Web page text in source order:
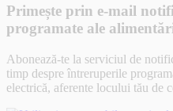
Primește prin e-mail
programate ale
Abonează-te la serviciul de
timp despre întreruperile
electrică, aferente locului tău de